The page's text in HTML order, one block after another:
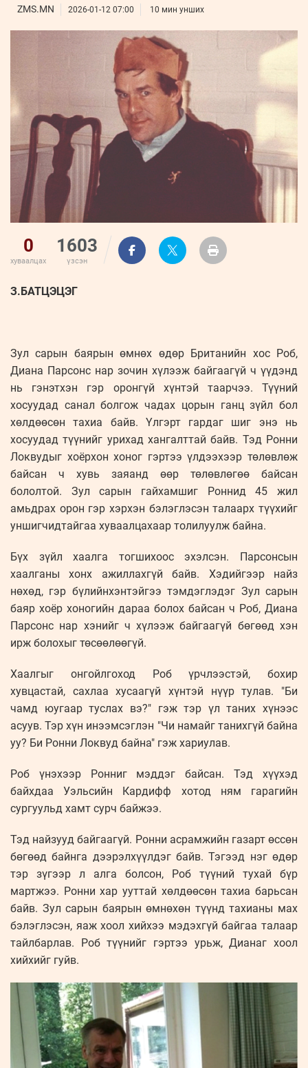
Нэвтрэх
Бизнес
Leaderships
forum
ФОТО
УРЛАГ
ТӨВ
ZUUNII
MEDEE
ZMS.MN 2026-01-12 07:00 10 мин унших
0
хуваалцах
1603
үзсэн
З.БАТЦЭЦЭГ
Зул сарын баярын өмнөх өдөр Британийн хос Роб,
Диана Парсонс нар зочин хүлээж байгаагүй ч үүдэнд
нь гэнэтхэн гэр оронгүй хүнтэй таарчээ. Түүний
хосуудад санал болгож чадах цорын ганц зүйл бол
хөлдөөсөн тахиа байв. Үлгэрт гардаг шиг энэ нь
хосуудад түүнийг урихад хангалттай байв. Тэд Ронни
Локвудыг хоёрхон хоног гэртээ үлдээхээр төлөвлөж
байсан ч хувь заяанд өөр төлөвлөгөө байсан
бололтой. Зул сарын гайхамшиг Роннид 45 жил
амьдрах орон гэр хэрхэн бэлэглэсэн талаарх түүхийг
уншигчидтайгаа хуваалцахаар толилуулж байна.
Бүх зүйл хаалга тогшихоос эхэлсэн. Парсонсын
хаалганы хонх ажиллахгүй байв. Хэдийгээр найз
нөхөд, гэр бүлийнхэнтэйгээ тэмдэглэдэг Зул сарын
баяр хоёр хоногийн дараа болох байсан ч Роб, Диана
Парсонс нар хэнийг ч хүлээж байгаагүй бөгөөд хэн
ирж болохыг төсөөлөөгүй.
Хаалгыг онгойлгоход Роб үрчлээстэй, бохир
хувцастай, сахлаа хусаагүй хүнтэй нүүр тулав. "Би
чамд юугаар туслах вэ?" гэж тэр үл таних хүнээс
асуув. Тэр хүн инээмсэглэн "Чи намайг танихгүй байна
уу? Би Ронни Локвуд байна" гэж хариулав.
Роб үнэхээр Ронниг мэддэг байсан. Тэд хүүхэд
байхдаа Уэльсийн Кардифф хотод ням гарагийн
сургуульд хамт сурч байжээ.
Тэд найзууд байгаагүй. Ронни асрамжийн газарт өссөн
бөгөөд байнга дээрэлхүүлдэг байв. Тэгээд нэг өдөр
тэр зүгээр л алга болсон, Роб түүний тухай бүр
мартжээ. Ронни хар ууттай хөлдөөсөн тахиа барьсан
байв. Зул сарын баярын өмнөхөн түүнд тахианы мах
бэлэглэсэн, яаж хоол хийхээ мэдэхгүй байгаа талаар
тайлбарлав. Роб түүнийг гэртээ урьж, Дианаг хоол
хийхийг гуйв.